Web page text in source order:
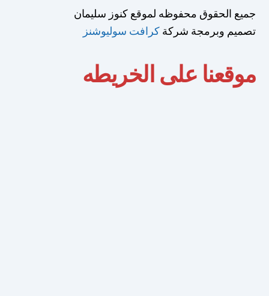
جميع الحقوق محفوظه لموقع كنوز سليمان
تصميم وبرمجة شركةكرافت سوليوشنز
موقعنا على الخريطه